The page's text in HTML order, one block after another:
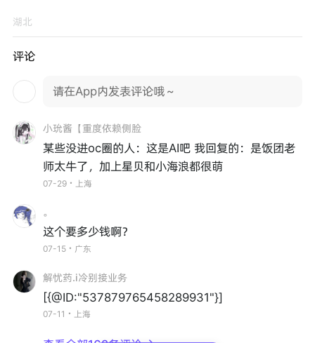
湖北
评论
请在App内发表评论哦～
小玧酱【重度依赖侧脸
某些没进oc圈的人：这是AI吧 我回复的：是饭团老
师太牛了，加上星贝和小海浪都很萌
07-29・上海
。
这个要多少钱啊？
07-15・广东
解忧药.i冷别接业务
[{@ID:"537879765458289931"}]
07-11・上海